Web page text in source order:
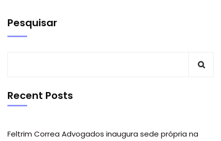
Pesquisar
Recent Posts
Feltrim Correa Advogados inaugura sede própria na